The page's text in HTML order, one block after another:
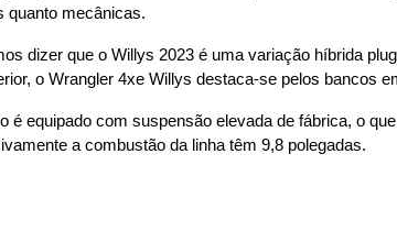
quanto mecânicas.
dizer que o Willys 2023 é uma variação híbrida
o Wrangler 4xe Willys destaca-se pelos bancos
é equipado com suspensão elevada de fábrica, o
a combustão da linha têm 9,8 polegadas.